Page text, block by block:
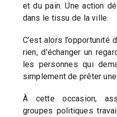
et du pain. Une action
dans le tissu de la ville.
C’est alors
rien, d’échanger un
les personnes qui
simplement de prêter
À cette occasion,
groupes politiques